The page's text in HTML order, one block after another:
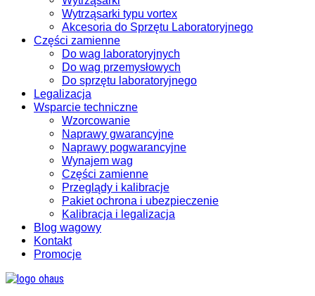
Wytrząsarki typu vortex
Akcesoria do Sprzętu Laboratoryjnego
Części zamienne
Do wag laboratoryjnych
Do wag przemysłowych
Do sprzętu laboratoryjnego
Legalizacja
Wsparcie techniczne
Wzorcowanie
Naprawy gwarancyjne
Naprawy pogwarancyjne
Wynajem wag
Części zamienne
Przeglądy i kalibracje
Pakiet ochrona i ubezpieczenie
Kalibracja i legalizacja
Blog wagowy
Kontakt
Promocje